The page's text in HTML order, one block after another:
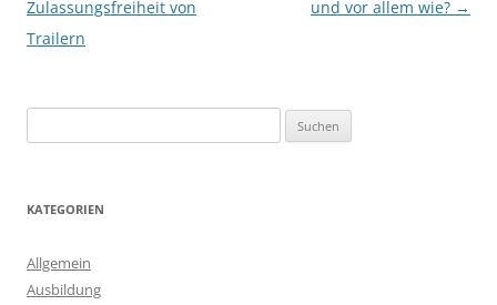
Zulassungsfreiheit von
Trailern
und vor allem wie? →
u
KATEGORIEN
Allgemein
Ausbildung